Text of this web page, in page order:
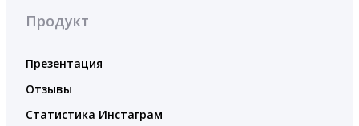
Продукт
Презентация
Отзывы
Статистика Инстаграм